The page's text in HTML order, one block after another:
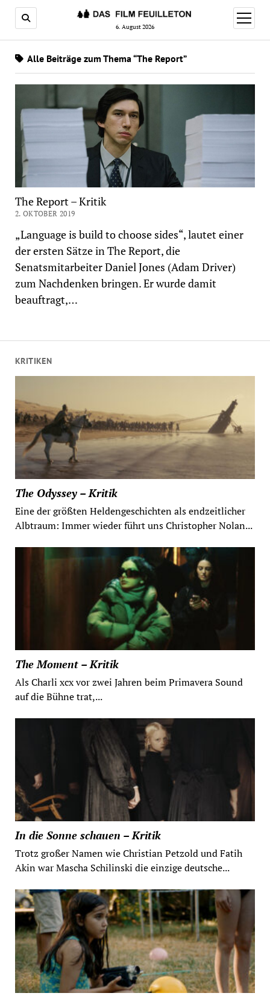
6. August 2026
Menü
öffnen
KRITIKEN
The Odyssey – Kritik
Eine der größten Heldengeschichten als endzeitlicher
Albtraum: Immer wieder führt uns Christopher Nolan...
The Moment – Kritik
Als Charli xcx vor zwei Jahren beim Primavera Sound
auf die Bühne trat,...
In die Sonne schauen – Kritik
Trotz großer Namen wie Christian Petzold und Fatih
Akin war Mascha Schilinski die einzige deutsche...
Alle Beiträge zum Thema “The Report”
The Report – Kritik
2. OKTOBER 2019
„Language is build to choose sides“, lautet einer
der ersten Sätze in The Report, die
Senatsmitarbeiter Daniel Jones (Adam Driver)
zum Nachdenken bringen. Er wurde damit
beauftragt,…